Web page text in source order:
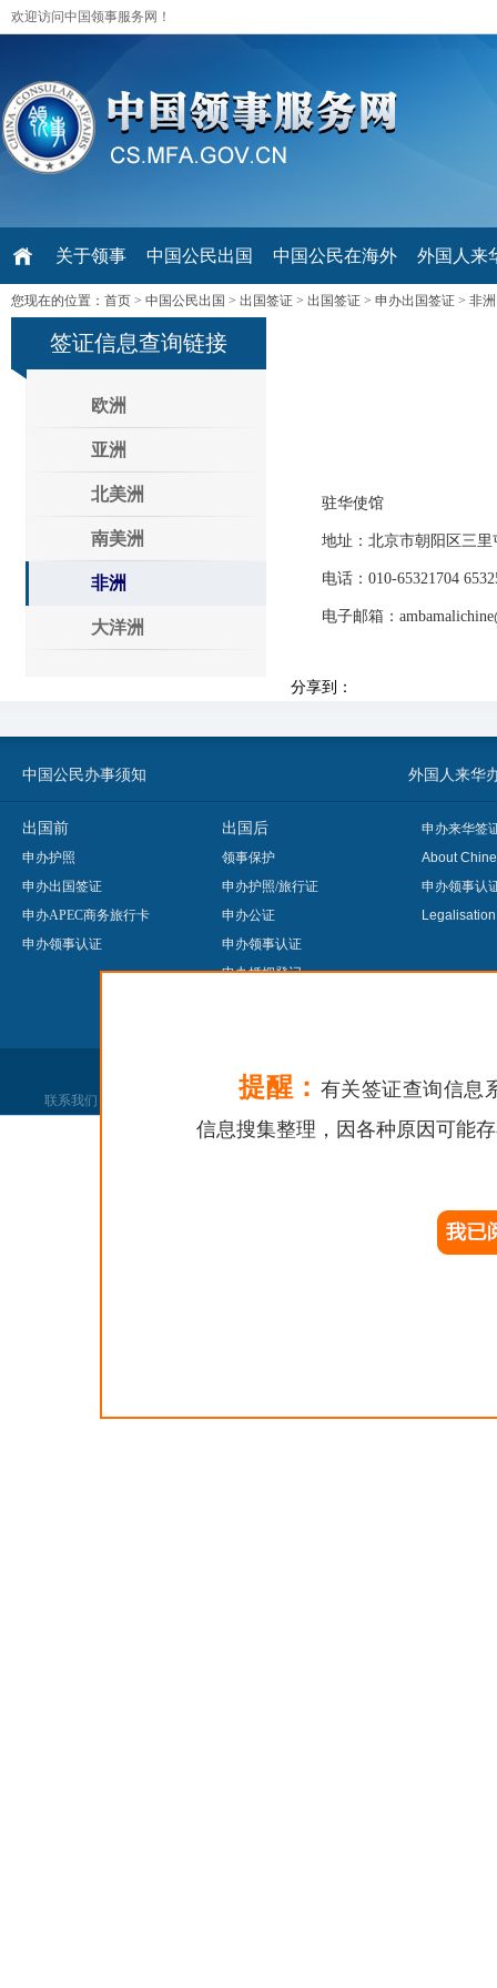
欢迎访问中国领事服务网！
关于领事 中国公民出国 中国公民在海外 外国人来
您现在的位置： 首页 > 中国公民出国 > 出国签证 > 出国签证 > 申办出国签证 > 非洲
签证信息查询链接
欧洲
亚洲
北美洲
南美洲
非洲
大洋洲
驻华使馆
地址：北京市朝阳区三里
电话：010-65321704
电子邮箱：
分享到：
中国公民办事须知 外国人来华
出国前
申办护照
申办出国签证
申办APEC商务旅行卡
申办领事认证
出国后
领事保护
申办护照/旅行证
申办公证
申办领事认证
申办婚姻登记
申办来华签
About
申办领事认
联系我们 党政机关
提醒： 有关签证查询信息
信息搜集整理，因各种原因可能